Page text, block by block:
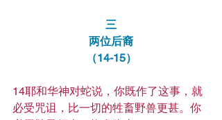
三
两位后裔
（14-15）
14耶和华神对蛇说，你既作了这事，就
必受咒诅，比一切的牲畜野兽更甚。你